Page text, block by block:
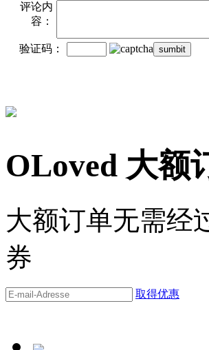
评论内
容：
验证码：
OLoved 大额
大额订单无需经
券
取得优惠